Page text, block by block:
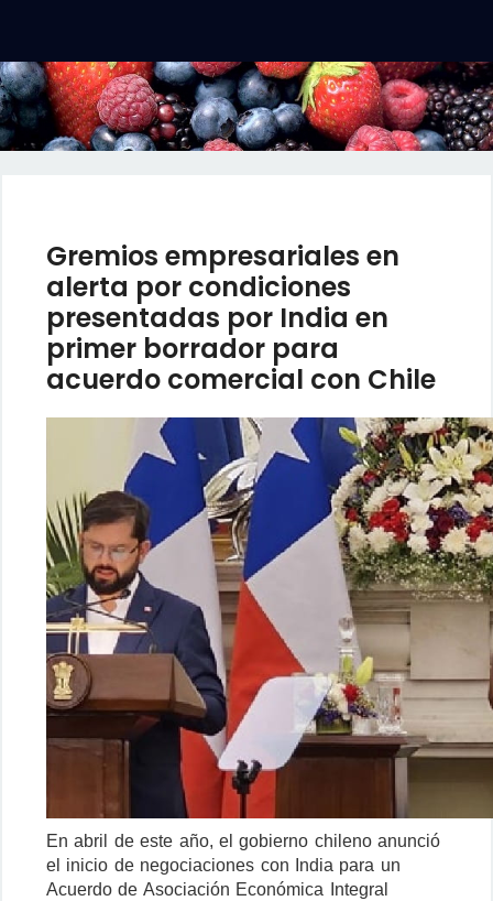
Gremios empresariales en
alerta por condiciones
presentadas por India en
primer borrador para
acuerdo comercial con Chile
En abril de este año, el gobierno chileno anunció
el inicio de negociaciones con India para un
Acuerdo de Asociación Económica Integral